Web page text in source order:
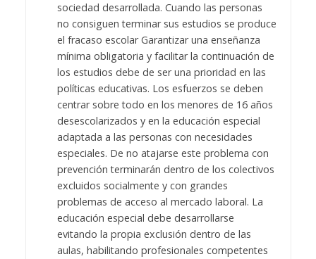
sociedad desarrollada. Cuando las personas
no consiguen terminar sus estudios se produce
el fracaso escolar Garantizar una enseñanza
mínima obligatoria y facilitar la continuación de
los estudios debe de ser una prioridad en las
políticas educativas. Los esfuerzos se deben
centrar sobre todo en los menores de 16 años
desescolarizados y en la educación especial
adaptada a las personas con necesidades
especiales. De no atajarse este problema con
prevención terminarán dentro de los colectivos
excluidos socialmente y con grandes
problemas de acceso al mercado laboral. La
educación especial debe desarrollarse
evitando la propia exclusión dentro de las
aulas, habilitando profesionales competentes